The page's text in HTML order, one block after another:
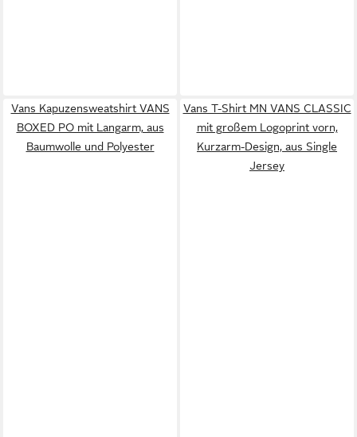
Vans Kapuzensweatshirt VANS
BOXED PO mit Langarm, aus
Baumwolle und Polyester
Vans T-Shirt MN VANS CLASSIC
mit großem Logoprint vorn,
Kurzarm-Design, aus Single
Jersey